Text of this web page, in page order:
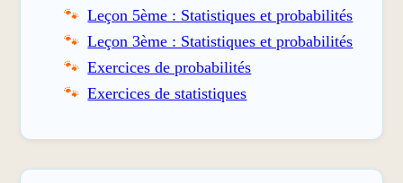
Leçon 5ème : Statistiques et probabilités
Leçon 3ème : Statistiques et probabilités
Exercices de probabilités
Exercices de statistiques